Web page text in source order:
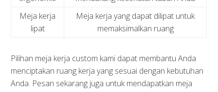
Meja kerja
lipat
Meja kerja yang dapat dilipat untuk
memaksimalkan ruang
Pilihan meja kerja custom kami dapat membantu Anda
menciptakan ruang kerja yang sesuai dengan kebutuhan
Anda. Pesan sekarang juga untuk mendapatkan meja